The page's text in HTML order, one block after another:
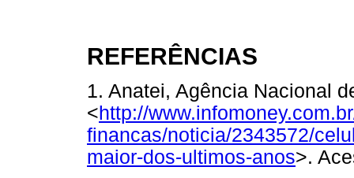
REFERÊNCIAS
1. Anatei, Agência Nacional
<http://
financas/noticia/2343572/
maior-dos-ultimos-anos>.